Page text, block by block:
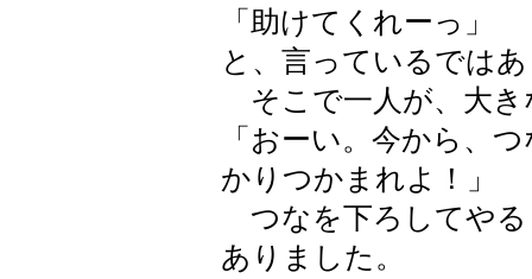
「助けてくれーっ」
と、言っているでは
そこで一人が、大き
「おーい。今から、
かりつかまれよ！」
つなを下ろしてやる
ありました。